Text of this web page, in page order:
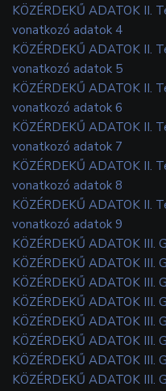
KÖZÉRDEKŰ ADATOK II.
vonatkozó adatok 4
KÖZÉRDEKŰ ADATOK II.
vonatkozó adatok 5
KÖZÉRDEKŰ ADATOK II.
vonatkozó adatok 6
KÖZÉRDEKŰ ADATOK II.
vonatkozó adatok 7
KÖZÉRDEKŰ ADATOK II.
vonatkozó adatok 8
KÖZÉRDEKŰ ADATOK II.
vonatkozó adatok 9
KÖZÉRDEKŰ ADATOK III.
KÖZÉRDEKŰ ADATOK III.
KÖZÉRDEKŰ ADATOK III.
KÖZÉRDEKŰ ADATOK III.
KÖZÉRDEKŰ ADATOK III.
KÖZÉRDEKŰ ADATOK III.
KÖZÉRDEKŰ ADATOK III.
KÖZÉRDEKŰ ADATOK III.